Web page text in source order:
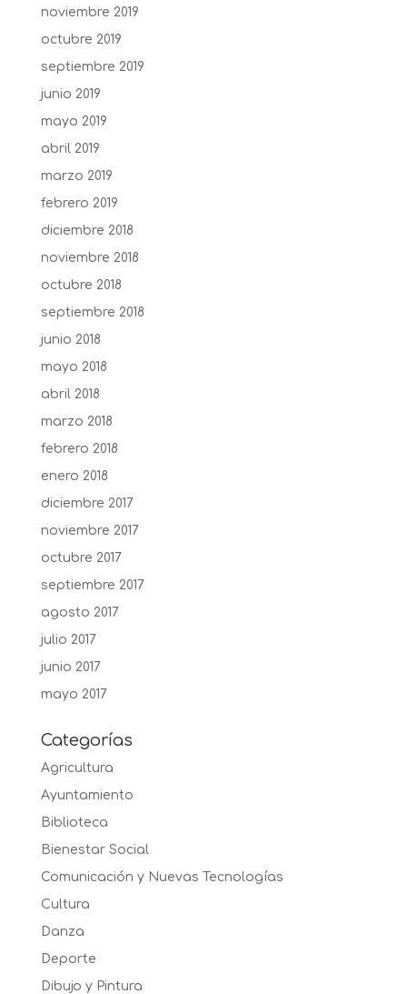
noviembre 2019
octubre 2019
septiembre 2019
junio 2019
mayo 2019
abril 2019
marzo 2019
febrero 2019
diciembre 2018
noviembre 2018
octubre 2018
septiembre 2018
junio 2018
mayo 2018
abril 2018
marzo 2018
febrero 2018
enero 2018
diciembre 2017
noviembre 2017
octubre 2017
septiembre 2017
agosto 2017
julio 2017
junio 2017
mayo 2017
Categorías
Agricultura
Ayuntamiento
Biblioteca
Bienestar Social
Comunicación y Nuevas Tecnologías
Cultura
Danza
Deporte
Dibujo y Pintura